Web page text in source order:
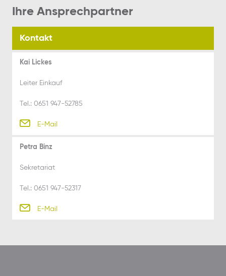
Ihre Ansprechpartner
Kontakt
Kai Lickes
Leiter Einkauf
Tel.: 0651 947-52785
E-Mail
Petra Binz
Sekretariat
Tel.: 0651 947-52317
E-Mail